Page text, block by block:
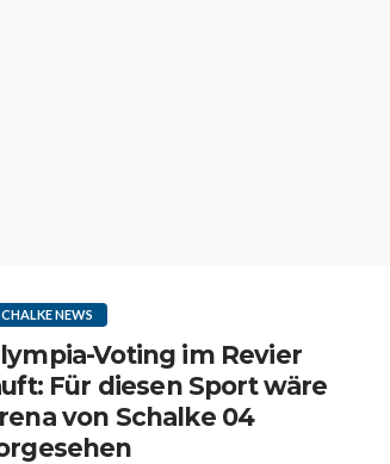
NEWS
Voting im Revier
Für diesen Sport wäre
von Schalke 04